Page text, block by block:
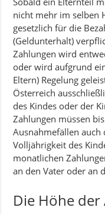
nicht mehr im selben
gesetzlich für die
(Geldunterhalt)
Zahlungen wird
oder wird aufgrund
Eltern) Regelung
Österreich
des Kindes oder der
Zahlungen müssen
Ausnahmefällen auch
Volljährigkeit des
monatlichen
an den Vater oder an
Die Höhe